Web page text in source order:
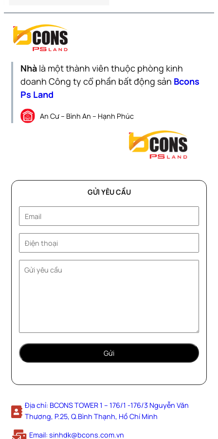
Nhà là một thành viên thuộc phòng kinh
doanh Công ty cổ phần bất động sản Bcons
Ps Land
An Cư – Bình An – Hạnh Phúc
GỬI YÊU CẦU
Địa chỉ: BCONS TOWER 1 – 176/1 -176/3 Nguyễn Văn
Thương, P.25, Q.Bình Thạnh, Hồ Chí Minh
Email: sinhdk@bcons.com.vn